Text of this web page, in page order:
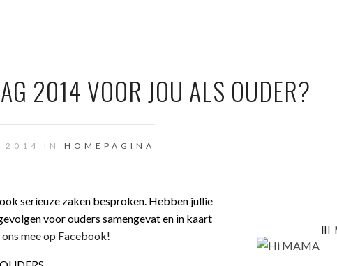
2014 VOOR JOU ALS OUDER?
2014 IN HOMEPAGINA
serieuze zaken besproken. Hebben jullie
voor ouders samengevat en in kaart
mee op Facebook! HI